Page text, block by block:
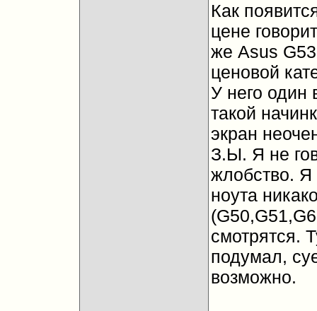
Как
цене
же Asus
ценовой
У него один
такой
экран
З.Ы. Я не
жлобство. Я
ноута
смотрятся.
подумал,
возможно.